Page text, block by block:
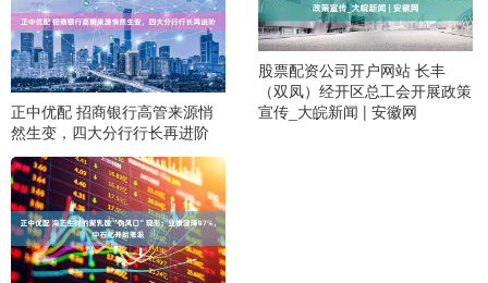
正中优配 招商银行高管来源悄
然生变，四大分行行长再进阶
股票配资公司开户网站 长丰
（双凤）经开区总工会开展政策
宣传_大皖新闻 | 安徽网